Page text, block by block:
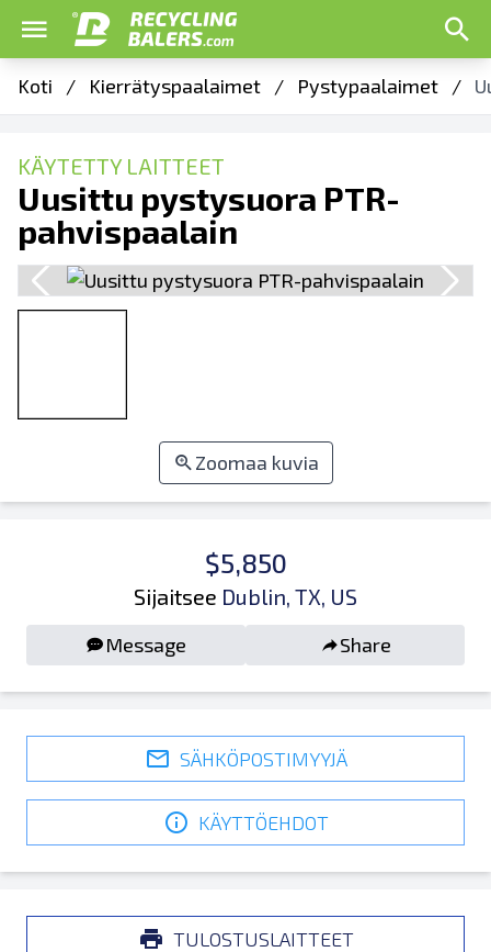
Koti / Kierrätyspaalaimet / Pystypaalaimet /
KÄYTETTY LAITTEET
Uusittu pystysuora PTR-
pahvispaalain
Zoomaa kuvia
$5,850
Sijaitsee Dublin, TX, US
Message Share
SÄHKÖPOSTIMYYJÄ
KÄYTTÖEHDOT
TULOSTUSLAITTEET